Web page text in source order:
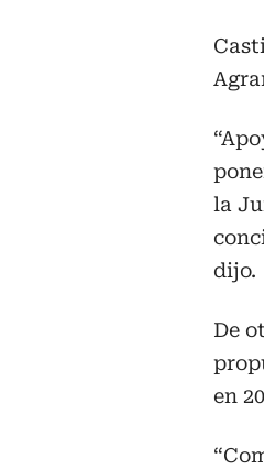
la
dijo.
De
en